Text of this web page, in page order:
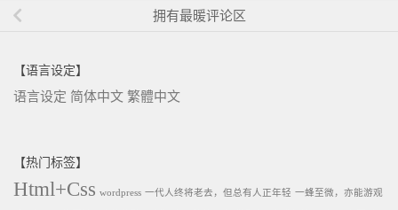
拥有最暖评论区
【语言设定】
语言设定 简体中文 繁體中文
【热门标签】
Html+Css wordpress 一代人终将老去，但总有人正年轻 一蜂至微，亦能游观